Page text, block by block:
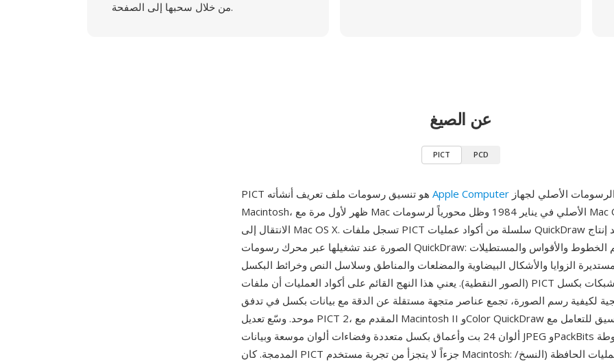
من خلال سحبها إلى الصفحة.
عن الصيغ
PICT PCD
Apple Computer
Macintosh، ظهر لأول مرة مع Mac الأصلي في يناير 1984 وظل محورياً لرسومات Mac OS حتى
الانتقال إلى Mac OS X. تسجل ملفات PICT سلسلة من أكواد عمليات QuickDraw التي تعيد إنتاج
الصورة عند تشغيلها عبر محرك رسومات QuickDraw: عمليات لرسم الخطوط والأقواس والمستطيلات
الزوايا والأشكال البيضاوية والمضلعات والمناطق وسلاسل النص وخرائط البكسل
(الصور النقطية). يعني هذا النهج القائم على أكواد العمليات أن ملفات PICT ليست مجرد شبكات بكسل
لكيفية رسم الصورة، تجمع عناصر متجهة مستقلة عن الدقة مع بيانات بكسل في تدفق
موحد. وسّع تعديل PICT 2، المقدم مع Macintosh II وColor QuickDraw في 1987، التنسيق للتعامل مع
ألوان 24 بت وأعماق بكسل متعددة وفضاءات ألوان موسعة وبيانات JPEG وPackBits المضغوطة
المدمجة. كان PICT جزءاً لا يتجزأ من تجربة مستخدم Macintosh: استخدمت عمليات الحافظة (النسخ/